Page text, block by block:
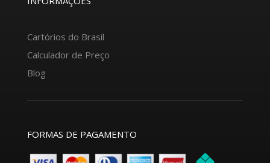
Cartórios do Brasil
Calculador de Preço
Blog
FORMAS DE PAGAMENTO